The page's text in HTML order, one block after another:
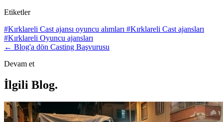
Etiketler
#Kırklareli Cast ajansı oyuncu alımları #Kırklareli Cast ajansları
#Kırklareli Oyuncu ajansları
← Blog'a dön Casting Başvurusu
Devam et
İlgili Blog.